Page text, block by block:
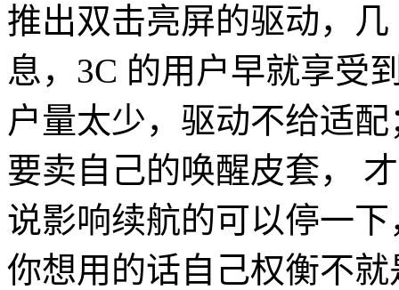
推出双击亮屏的驱动，
息，3C 的用户早就享受
户量太少，驱动不给适
要卖自己的唤醒皮套，
说影响续航的可以停一
你想用的话自己权衡不就